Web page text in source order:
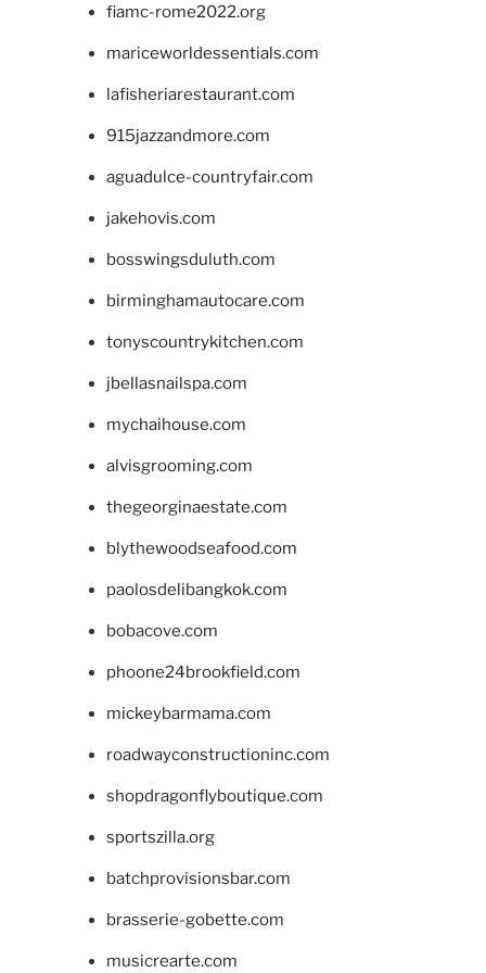
fiamc-rome2022.org
mariceworldessentials.com
lafisheriarestaurant.com
915jazzandmore.com
aguadulce-countryfair.com
jakehovis.com
bosswingsduluth.com
birminghamautocare.com
tonyscountrykitchen.com
jbellasnailspa.com
mychaihouse.com
alvisgrooming.com
thegeorginaestate.com
blythewoodseafood.com
paolosdelibangkok.com
bobacove.com
phoone24brookfield.com
mickeybarmama.com
roadwayconstructioninc.com
shopdragonflyboutique.com
sportszilla.org
batchprovisionsbar.com
brasserie-gobette.com
musicrearte.com